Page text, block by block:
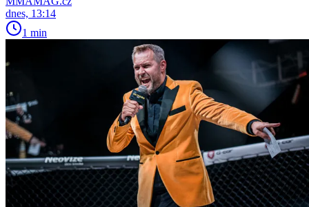
dnes, 13:14
1 min